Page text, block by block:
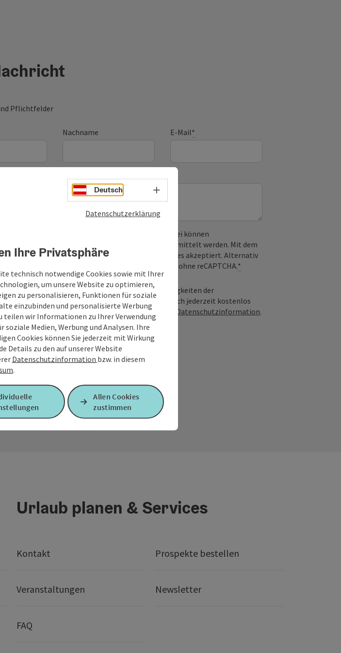
Pflichtfelder
Nachname E-Mail*
vor Spam wird Google reCAPTCHA verwendet. Dabei können
Daten (z. B. die IP-Adresse) an Google übermittelt werden. Mit dem
des Formulars werden die dafür erforderlichen Cookies akzeptiert. Alternativ
jederzeit per E-Mail möglich – ganz ohne reCAPTCHA.*
den Newsletter mit Infos zu Angeboten und Neuigkeiten der
Quellenviertel erhalten. Diese Einwilligung kann ich jederzeit kostenlos
für die Zukunft widerrufen. Weitere Infos in unserer
Datenschutzinformation.
Urlaub planen & Services
Kontakt Prospekte bestellen
Veranstaltungen Newsletter
FAQ
Deutsch Sprachwahl - Menü öffnen
Datenschutzerklärung
Ihre Privatsphäre
technisch notwendige Cookies sowie mit Ihrer
um unsere Website zu optimieren,
zu personalisieren, Funktionen für soziale
einzubinden und personalisierte Werbung
teilen wir Informationen zu Ihrer Verwendung
Medien, Werbung und Analysen. Ihre
Cookies können Sie jederzeit mit Wirkung
Details zu den auf unserer Website
Datenschutzinformation bzw. in diesem
.
Allen Cookies
zustimmen